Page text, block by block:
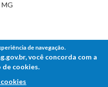
de navegação.
você concorda com a
cookies.